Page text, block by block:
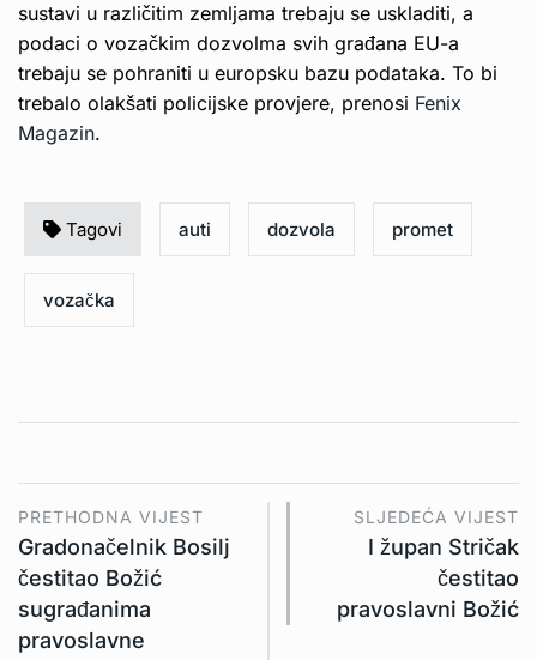
sustavi u različitim zemljama trebaju se uskladiti, a
podaci o vozačkim dozvolma svih građana EU-a
trebaju se pohraniti u europsku bazu podataka. To bi
trebalo olakšati policijske provjere, prenosi Fenix
Magazin.
Tagovi auti dozvola promet
vozačka
PRETHODNA VIJEST
Gradonačelnik Bosilj
čestitao Božić
sugrađanima
pravoslavne
SLJEDEĆA VIJEST
I župan Stričak
čestitao
pravoslavni Božić